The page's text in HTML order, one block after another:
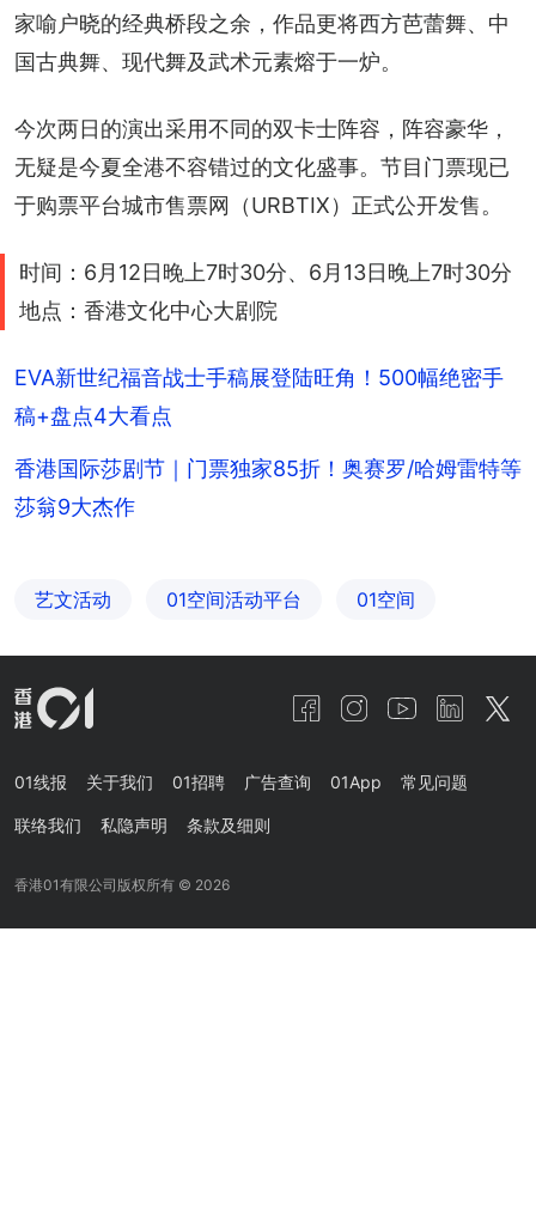
家喻户晓的经典桥段之余，作品更将西方芭蕾舞、中
国古典舞、现代舞及武术元素熔于一炉。
今次两日的演出采用不同的双卡士阵容，阵容豪华，
无疑是今夏全港不容错过的文化盛事。节目门票现已
于购票平台城市售票网（URBTIX）正式公开发售。
时间：6月12日晚上7时30分、6月13日晚上7时30分
地点：香港文化中心大剧院
EVA新世纪福音战士手稿展登陆旺角！500幅绝密手
稿+盘点4大看点
香港国际莎剧节｜门票独家85折！奥赛罗/哈姆雷特等
莎翁9大杰作
艺文活动 01空间活动平台 01空间
01线报 关于我们 01招聘 广告查询 01App 常见问题
联络我们 私隐声明 条款及细则
香港01有限公司版权所有 © 2026